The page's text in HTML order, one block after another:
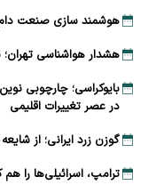
هوشمند سازی صنعت
هشدار هواشناسی
بایوکراسی؛ چارچوبی
در عصر تغییرات اقلیمی
گوزن زرد ایرانی؛ از
ترامپ، اسرائیلی‌ها را